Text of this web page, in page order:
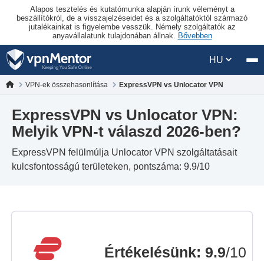
Alapos tesztelés és kutatómunka alapján írunk véleményt a
beszállítókról, de a visszajelzéseidet és a szolgáltatóktól származó
jutalékainkat is figyelembe vesszük. Némely szolgáltatók az
anyavállalatunk tulajdonában állnak. Bővebben
HU
VPN-ek összehasonlítása ExpressVPN vs Unlocator VPN
ExpressVPN vs Unlocator VPN:
Melyik VPN-t válaszd 2026-ben?
ExpressVPN felülmúlja Unlocator VPN szolgáltatásait
kulcsfontosságú területeken, pontszáma: 9.9/10
Értékelésünk: 9.9/10